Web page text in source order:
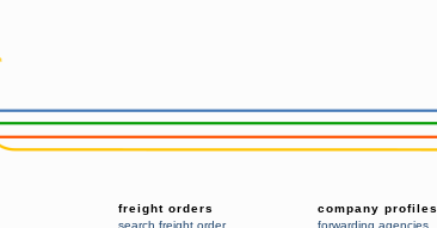
freight orders
search freight order
company profiles
forwarding agencies